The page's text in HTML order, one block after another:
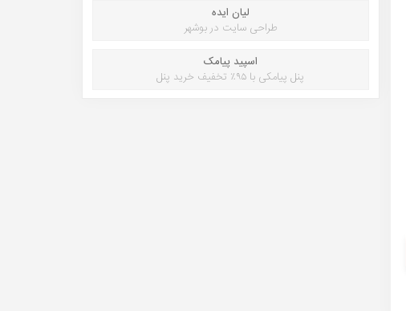
لیان ایده
طراحی سایت در بوشهر
اسپید پیامک
پنل پیامکی با ۹۵٪ تخفیف خرید پنل